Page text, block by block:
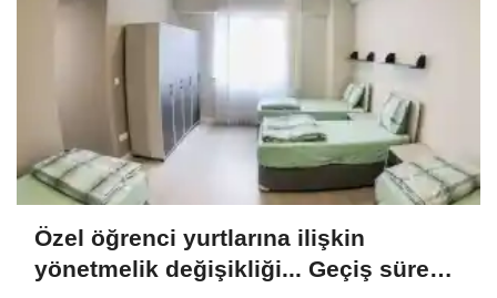
Özel öğrenci yurtlarına ilişkin
yönetmelik değişikliği... Geçiş süresi